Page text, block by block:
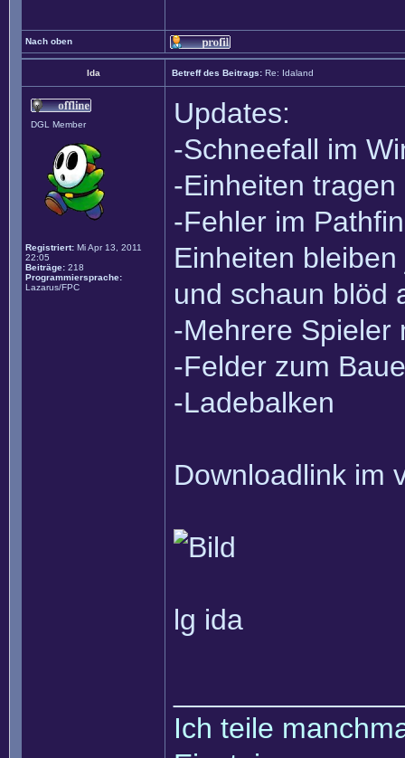
Nach oben
Ida Betreff des Beitrags: Re: Idaland
DGL Member
Registriert: Mi Apr 13, 2011
22:05
Beiträge: 218
Programmiersprache:
Lazarus/FPC
Updates:
-Schneefall im
-Einheiten
-Fehler im
Einheiten
und schaun blöd
-Mehrere Spieler
-Felder zum
-Ladebalken
Downloadlink im
lg ida
Ich teile